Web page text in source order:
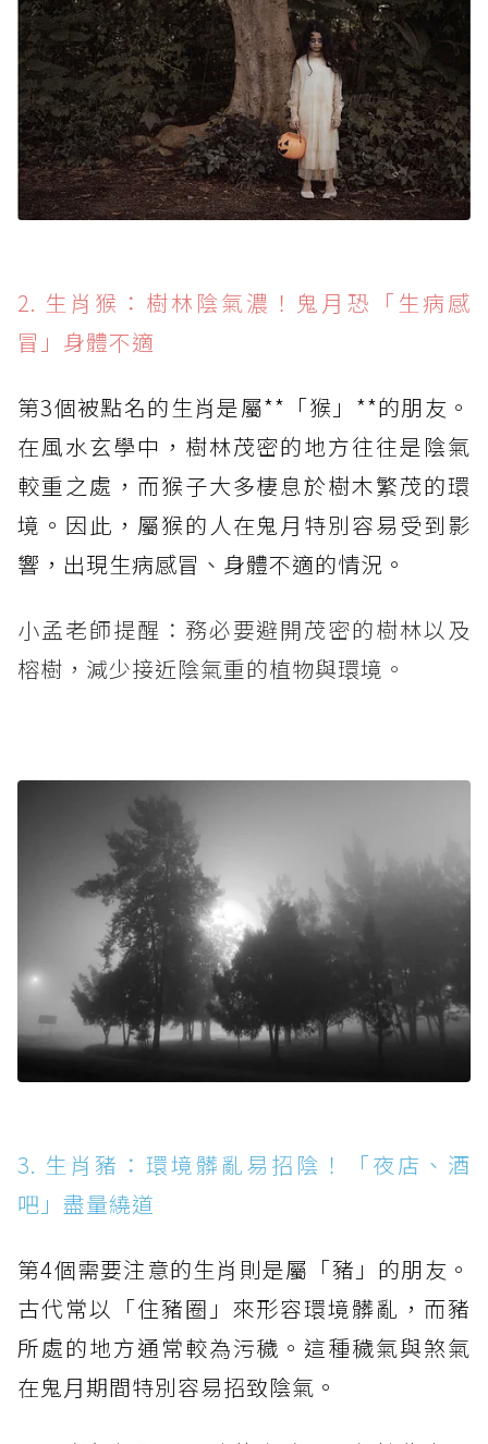
2. 生肖猴：樹林陰氣濃！鬼月恐「生病感
冒」身體不適
第3個被點名的生肖是屬**「猴」**的朋友。
在風水玄學中，樹林茂密的地方往往是陰氣
較重之處，而猴子大多棲息於樹木繁茂的環
境。因此，屬猴的人在鬼月特別容易受到影
響，出現生病感冒、身體不適的情況。
小孟老師提醒：務必要避開茂密的樹林以及
榕樹，減少接近陰氣重的植物與環境。
3. 生肖豬：環境髒亂易招陰！「夜店、酒
吧」盡量繞道
第4個需要注意的生肖則是屬「豬」的朋友。
古代常以「住豬圈」來形容環境髒亂，而豬
所處的地方通常較為污穢。這種穢氣與煞氣
在鬼月期間特別容易招致陰氣。